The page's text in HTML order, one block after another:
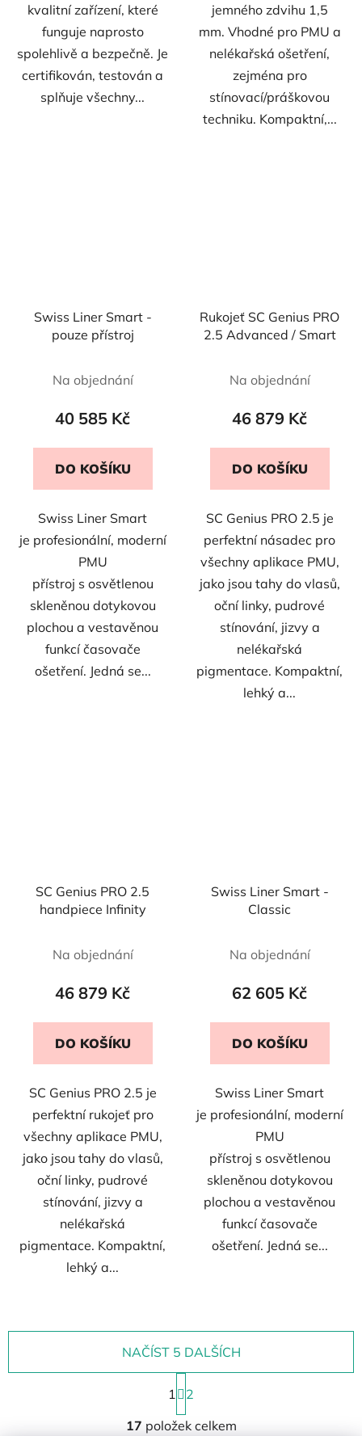
kvalitní zařízení, které
funguje naprosto
spolehlivě a bezpečně. Je
certifikován, testován a
splňuje všechny...
jemného zdvihu 1,5
mm. Vhodné pro PMU a
nelékařská ošetření,
zejména pro
stínovací/práškovou
techniku. Kompaktní,...
Swiss Liner Smart -
pouze přístroj
Na objednání
40 585 Kč
DO KOŠÍKU
Swiss Liner Smart
je profesionální, moderní
PMU
přístroj s osvětlenou
skleněnou dotykovou
plochou a vestavěnou
funkcí časovače
ošetření. Jedná se...
Rukojeť SC Genius PRO
2.5 Advanced / Smart
Na objednání
46 879 Kč
DO KOŠÍKU
SC Genius PRO 2.5 je
perfektní násadec pro
všechny aplikace PMU,
jako jsou tahy do vlasů,
oční linky, pudrové
stínování, jizvy a
nelékařská
pigmentace. Kompaktní,
lehký a...
SC Genius PRO 2.5
handpiece Infinity
Na objednání
46 879 Kč
DO KOŠÍKU
SC Genius PRO 2.5 je
perfektní rukojeť pro
všechny aplikace PMU,
jako jsou tahy do vlasů,
oční linky, pudrové
stínování, jizvy a
nelékařská
pigmentace. Kompaktní,
lehký a...
Swiss Liner Smart -
Classic
Na objednání
62 605 Kč
DO KOŠÍKU
Swiss Liner Smart
je profesionální, moderní
PMU
přístroj s osvětlenou
skleněnou dotykovou
plochou a vestavěnou
funkcí časovače
ošetření. Jedná se...
O
v
NAČÍST 5 DALŠÍCH
S
t
r
á
1
2
17 položek celkem